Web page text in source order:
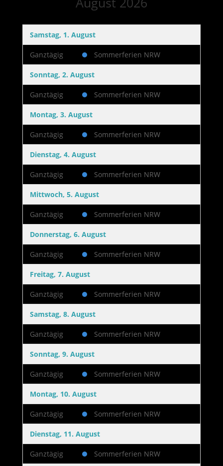
Samstag, 1. August
Ganztägig Sommerferien NRW
Sonntag, 2. August
Ganztägig Sommerferien NRW
Montag, 3. August
Ganztägig Sommerferien NRW
Dienstag, 4. August
Ganztägig Sommerferien NRW
Mittwoch, 5. August
Ganztägig Sommerferien NRW
Donnerstag, 6. August
Ganztägig Sommerferien NRW
Freitag, 7. August
Ganztägig Sommerferien NRW
Samstag, 8. August
Ganztägig Sommerferien NRW
Sonntag, 9. August
Ganztägig Sommerferien NRW
Montag, 10. August
Ganztägig Sommerferien NRW
Dienstag, 11. August
Ganztägig Sommerferien NRW